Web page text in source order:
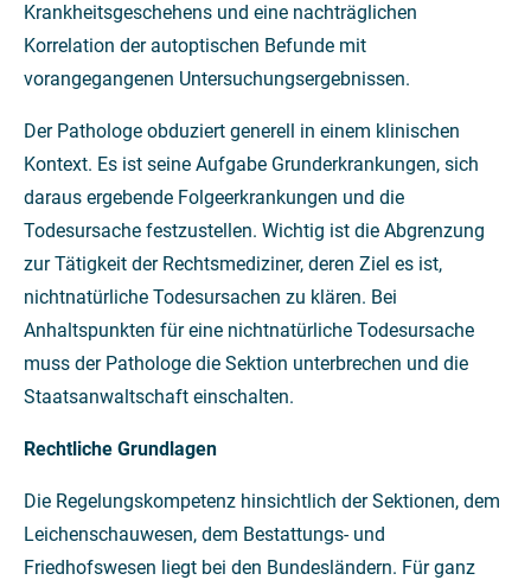
Krankheitsgeschehens und eine nachträglichen
Korrelation der autoptischen Befunde mit
vorangegangenen Untersuchungsergebnissen.
Der Pathologe obduziert generell in einem klinischen
Kontext. Es ist seine Aufgabe Grunderkrankungen, sich
daraus ergebende Folgeerkrankungen und die
Todesursache festzustellen. Wichtig ist die Abgrenzung
zur Tätigkeit der Rechtsmediziner, deren Ziel es ist,
nichtnatürliche Todesursachen zu klären. Bei
Anhaltspunkten für eine nichtnatürliche Todesursache
muss der Pathologe die Sektion unterbrechen und die
Staatsanwaltschaft einschalten.
Rechtliche Grundlagen
Die Regelungskompetenz hinsichtlich der Sektionen, dem
Leichenschauwesen, dem Bestattungs- und
Friedhofswesen liegt bei den Bundesländern. Für ganz